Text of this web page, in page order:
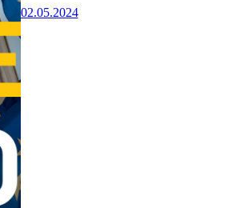
02.05.2024